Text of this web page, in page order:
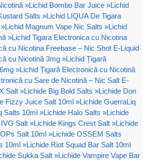
»Lichid Bombo Bar Juice »Lichid
Salts »Lichid LIQUA De Tigara
»Lichid Magnum Vape Nic Salts »Lichid
»Lichid Tigara Electronica cu Nicotina
cu Nicotina Freebase – Nic Shot E-Liquid
cu Nicotină 3mg »Lichid Țigară
»Lichid Țigară Electronică cu Nicotină
cu Sare de Nicotină – Nic Salt E-
Salt »Lichide Big Bold Salts »Lichide Don
Fizzy Juice Salt 10ml »Lichide GuerraLiq
Salts 10ml »Lichide Halo Salts »Lichide
Salt »Lichide Kings Crest Salt »Lichide
Salt 10ml »Lichide OSSEM Salts
10ml »Lichide Riot Squad Bar Salt 10ml
Sukka Salt »Lichide Vampire Vape Bar